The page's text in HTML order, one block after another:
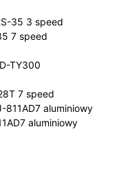
35 3 speed
7 speed
TY300
7 speed
811AD7 aluminiowy
aluminiowy